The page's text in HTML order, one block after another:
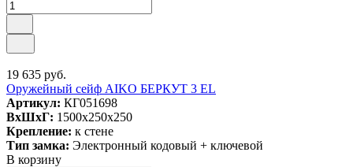
19 635 руб.
Оружейный сейф AIKO БЕРКУТ 3 EL
Артикул: КГ051698
ВxШxГ: 1500x250x250
Крепление: к стене
Тип замка: Электронный кодовый + ключевой
В корзину